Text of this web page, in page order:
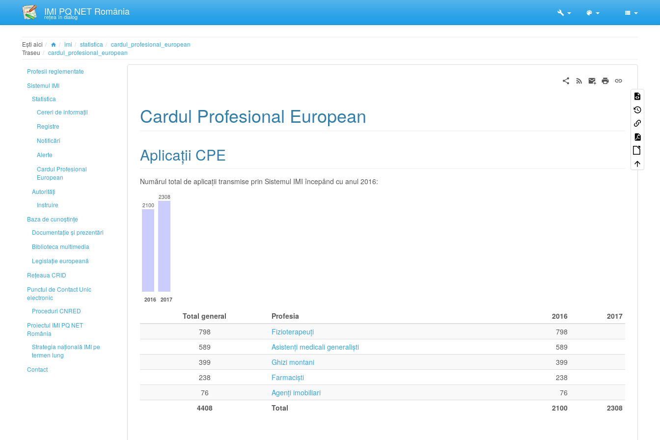
IMI PQ NET România
rețea în dialog
Ești aici imi statistica
cardul_profesional_european
Traseu
cardul_profesional_european
Profesii reglementate
Sistemul IMI
Statistica
Cereri de informații
Registre
Notificări
Alerte
Cardul Profesional
European
Autorități
Instruire
Baza de cunoștințe
Documentaţie și prezentări
Biblioteca multimedia
Legislaţie europeană
Rețeaua CRID
Punctul de Contact Unic
electronic
Proceduri CNRED
Proiectul IMI PQ NET
România
Strategia naţională IMI pe
termen lung
Contact
Cardul Profesional European
Aplicații CPE
Numărul total de aplicații transmise prin Sistemul IMI începând cu anul 2016:
2100
2016
2308
2017
Total general Profesia 2016
2017
798
Fizioterapeuţi
798
589
Asistenţi medicali generalişti
589
399
Ghizi montani
399
238
Farmacişti
238
76
Agenţi imobiliari
76
4408
Total 2100 2308